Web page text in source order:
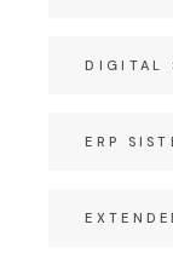
DIGITAL
ERP